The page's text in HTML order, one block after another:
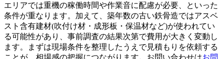
エリアでは重機の稼働時間や作業音に配慮が必要、といった
条件が重なります。加えて、築年数の古い鉄骨造ではアスベ
スト含有建材(吹付け材・成形板・保温材など)が使われてい
る可能性があり、事前調査の結果次第で費用が大きく変動し
ます。まずは現場条件を整理したうえで見積もりを依頼する
ことが、相場感の把握につながります。お問い合わせはお問